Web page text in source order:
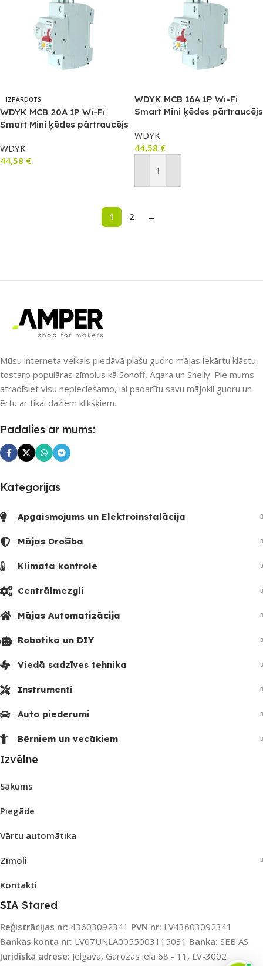
IZPĀRDOTS
WDYK MCB 20A 1P Wi-Fi
Smart Mini ķēdes pārtraucējs
WDYK
44,58 €
WDYK MCB 16A 1P Wi-Fi
Smart Mini ķēdes pārtraucējs
WDYK
44,58 €
Pievienot Grozam
1 2 →
Mūsu interneta veikals piedāvā plašu gudro mājas iekārtu klāstu,
tostarp populāras zīmolus kā Sonoff, Aqara un Shelly. Pie mums
atradīsiet visu nepieciešamo, lai padarītu savu mājokli gudru un
ērtu ar tikai dažiem klikšķiem.
Padalies ar mums:
Kategorijas
Apgaismojums un Elektroinstalācija
Mājas Drošība
Klimata kontrole
Centrālmezgli
Mājas Automatizācija
Robotika un DIY
Viedā sadzīves tehnika
Instrumenti
Auto piederumi
Bērniem un vecākiem
Izvēlne
Sākums
Piegāde
Vārtu automātika
Zīmoli
Kontakti
SIA Stared
Reģistrācijas nr: 43603092341 PVN nr: LV43603092341
Bankas konta nr: LV07UNLA0055003115031 Banka: SEB AS
Juridiskā adrese: Jelgava, Garozas iela 68 - 11, LV-3002